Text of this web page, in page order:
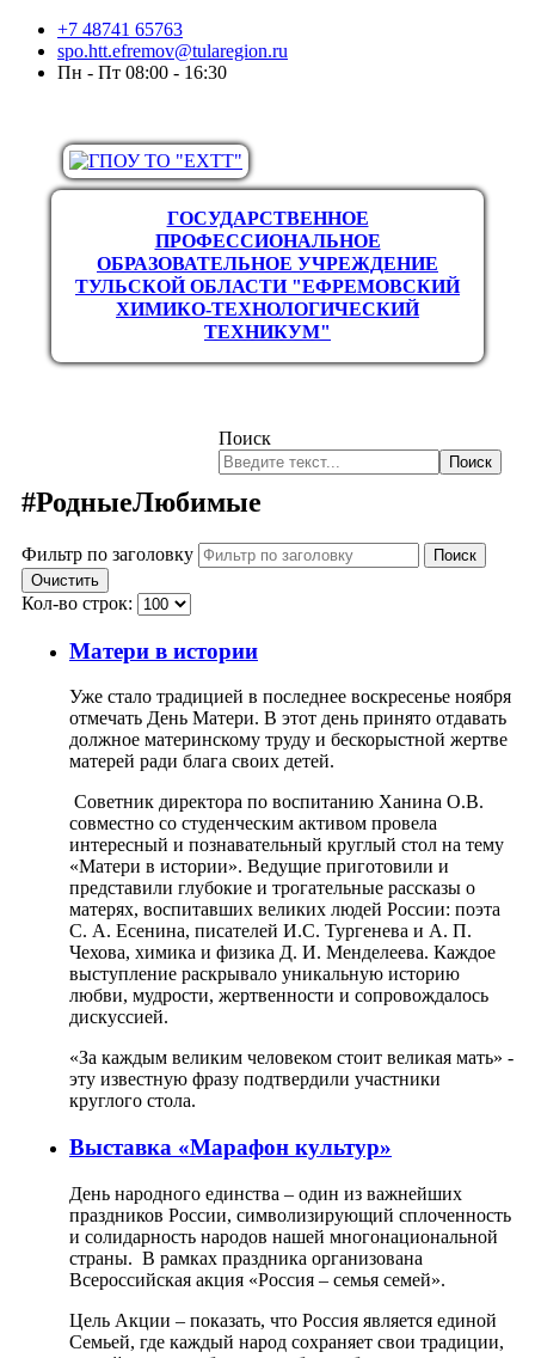
+7 48741 65763
spo.htt.efremov@tularegion.ru
Пн - Пт 08:00 - 16:30
ГОСУДАРСТВЕННОЕ
ПРОФЕССИОНАЛЬНОЕ
ОБРАЗОВАТЕЛЬНОЕ УЧРЕЖДЕНИЕ
ТУЛЬСКОЙ ОБЛАСТИ "ЕФРЕМОВСКИЙ
ХИМИКО-ТЕХНОЛОГИЧЕСКИЙ
ТЕХНИКУМ"
Поиск
Поиск
#РодныеЛюбимые
Фильтр по заголовку
Поиск
Очистить
Кол-во строк:
Матери в истории
Уже стало традицией в последнее воскресенье ноября
отмечать День Матери. В этот день принято отдавать
должное материнскому труду и бескорыстной жертве
матерей ради блага своих детей.
Советник директора по воспитанию Ханина О.В.
совместно со студенческим активом провела
интересный и познавательный круглый стол на тему
«Матери в истории». Ведущие приготовили и
представили глубокие и трогательные рассказы о
матерях, воспитавших великих людей России: поэта
С. А. Есенина, писателей И.С. Тургенева и А. П.
Чехова, химика и физика Д. И. Менделеева. Каждое
выступление раскрывало уникальную историю
любви, мудрости, жертвенности и сопровождалось
дискуссией.
«За каждым великим человеком стоит великая мать» -
эту известную фразу подтвердили участники
круглого стола.
Выставка «Марафон культур»
День народного единства – один из важнейших
праздников России, символизирующий сплоченность
и солидарность народов нашей многонациональной
страны. В рамках праздника организована
Всероссийская акция «Россия – семья семей».
Цель Акции – показать, что Россия является единой
Семьей, где каждый народ сохраняет свои традиции,